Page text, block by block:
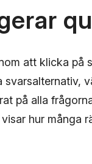
att klicka på
svarsalternativ,
på alla
hur många